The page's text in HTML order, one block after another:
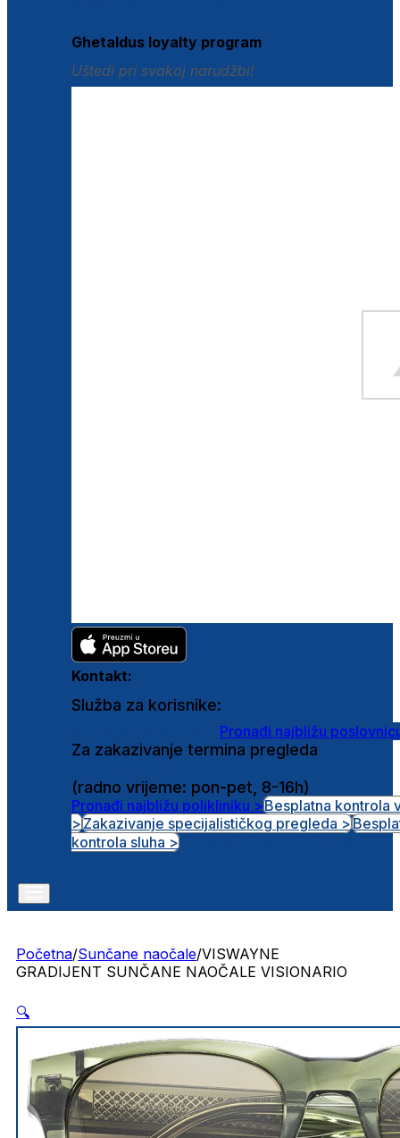
Ghetaldus loyalty program
Uštedi pri svakoj narudžbi!
Kontakt:
Služba za korisnike:
Pronađi najbližu
Za zakazivanje termina pregleda
(radno vrijeme: pon-pet, 8-16h)
Pronađi najbližu polikliniku >Besplatna kontrola
>Zakazivanje specijalističkog pregleda >
kontrola sluha >
Početna/Sunčane naočale/VISWAYNE
GRADIJENT SUNČANE NAOČALE VISIONARIO
🔍